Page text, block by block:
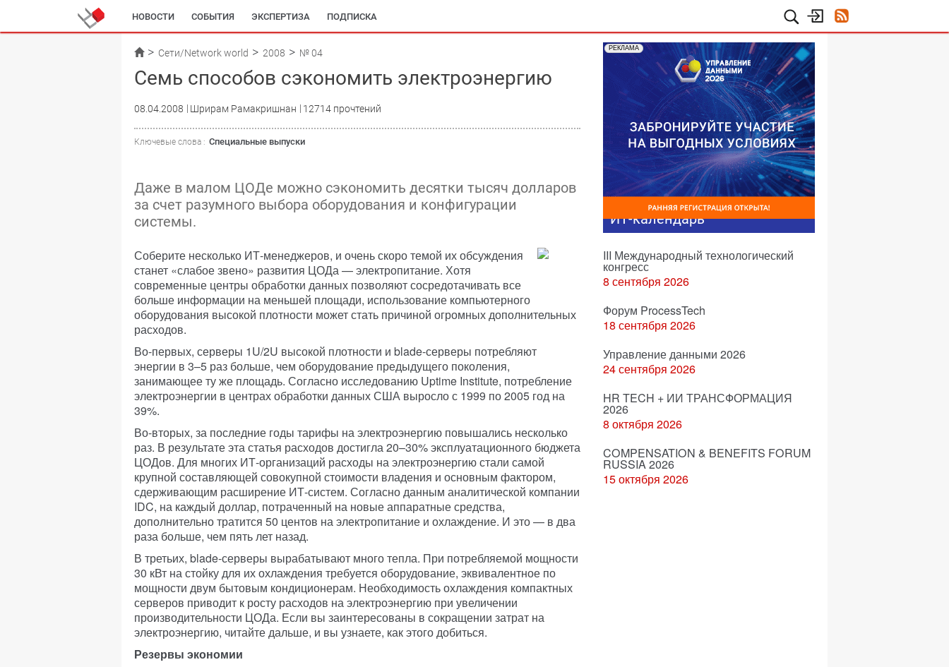
НОВОСТИ СОБЫТИЯ ЭКСПЕРТИЗА ПОДПИСКА
Сети/Network world 2008 № 04
Семь способов сэкономить электроэнергию
08.04.2008 Шрирам Рамакришнан 12714 прочтений
Ключевые слова : Специальные выпуски
Даже в малом ЦОДе можно сэкономить десятки тысяч долларов
за счет разумного выбора оборудования и конфигурации
системы.
Соберите несколько ИТ-менеджеров, и очень скоро темой их обсуждения
станет «слабое звено» развития ЦОДа — электропитание. Хотя
современные центры обработки данных позволяют сосредотачивать все
больше информации на меньшей площади, использование компьютерного
оборудования высокой плотности может стать причиной огромных дополнительных
расходов.
Во-первых, серверы 1U/2U высокой плотности и blade-серверы потребляют
энергии в 3–5 раз больше, чем оборудование предыдущего поколения,
занимающее ту же площадь. Согласно исследованию Uptime Institute, потребление
электроэнергии в центрах обработки данных США выросло с 1999 по 2005 год на
39%.
Во-вторых, за последние годы тарифы на электроэнергию повышались несколько
раз. В результате эта статья расходов достигла 20–30% эксплуатационного бюджета
ЦОДов. Для многих ИТ-организаций расходы на электроэнергию стали самой
крупной составляющей совокупной стоимости владения и основным фактором,
сдерживающим расширение ИТ-систем. Согласно данным аналитической компании
IDC, на каждый доллар, потраченный на новые аппаратные средства,
дополнительно тратится 50 центов на электропитание и охлаждение. И это — в два
раза больше, чем пять лет назад.
В третьих, blade-серверы вырабатывают много тепла. При потребляемой мощности
30 кВт на стойку для их охлаждения требуется оборудование, эквивалентное по
мощности двум бытовым кондиционерам. Необходимость охлаждения компактных
серверов приводит к росту расходов на электроэнергию при увеличении
производительности ЦОДа. Если вы заинтересованы в сокращении затрат на
электроэнергию, читайте дальше, и вы узнаете, как этого добиться.
Резервы экономии
РЕКЛАМА
ИТ-календарь
III Международный технологический
конгресс
8 сентября 2026
Форум ProcessTech
18 сентября 2026
Управление данными 2026
24 сентября 2026
HR TECH + ИИ ТРАНСФОРМАЦИЯ
2026
8 октября 2026
COMPENSATION & BENEFITS FORUM
RUSSIA 2026
15 октября 2026